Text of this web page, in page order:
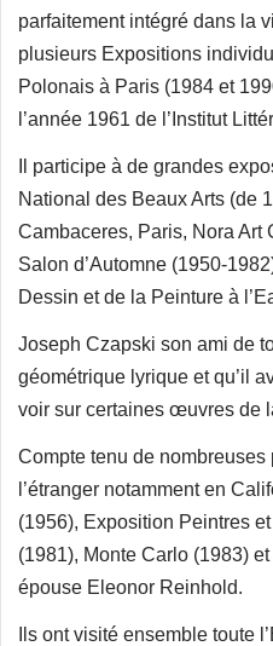
parfaitement intégré dans la
plusieurs Expositions
Polonais à Paris (1984 et
l’année 1961 de l’Institut
Il participe à de grandes
National des Beaux Arts (de
Cambaceres, Paris, Nora Art
Salon d’Automne (1950-
Dessin et de la Peinture à
Joseph Czapski son ami de
géométrique lyrique et qu’il
voir sur certaines œuvres de
Compte tenu de
l’étranger notamment en
(1956), Exposition Peintres
(1981), Monte Carlo (1983)
épouse Eleonor Reinhold.
Ils ont visité ensemble toute